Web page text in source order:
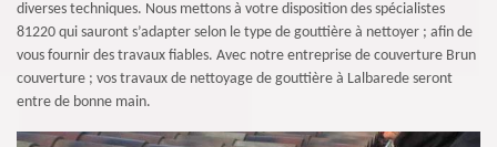
diverses techniques. Nous mettons à votre disposition des spécialistes
81220 qui sauront s’adapter selon le type de gouttière à nettoyer ; afin de
vous fournir des travaux fiables. Avec notre entreprise de couverture Brun
couverture ; vos travaux de nettoyage de gouttière à Lalbarede seront
entre de bonne main.